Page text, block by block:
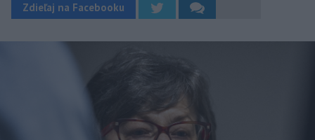
Zdieľaj na Facebooku